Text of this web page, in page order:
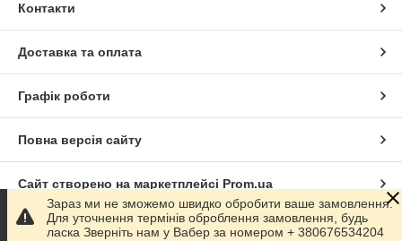
Контакти
Доставка та оплата
Графік роботи
Повна версія сайту
Сайт створено на маркетплейсі Prom.ua
Політика конфіденційності
Зараз ми не зможемо швидко обробити ваше замовлення.
Для уточнення термінів оброблення замовлення, будь
ласка Зверніть нам у Вабер за номером + 380676534204